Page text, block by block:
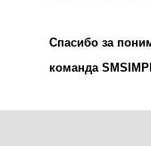
Спасибо за
команда